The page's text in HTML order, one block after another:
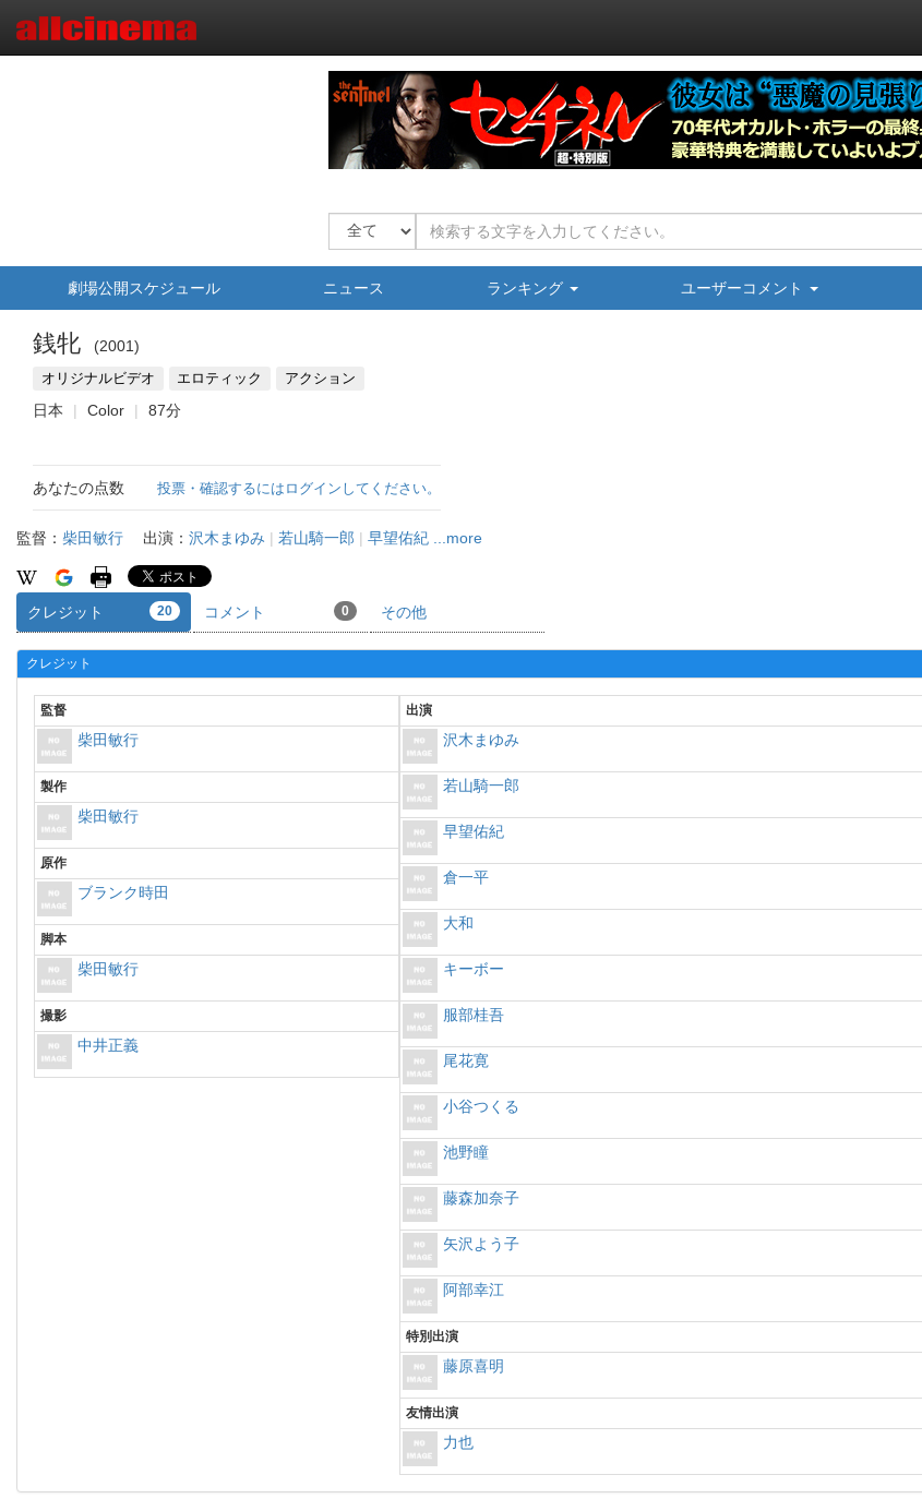
劇場公開スケジュール ニュース ランキング ユーザーコメント
銭牝 2001
オリジナルビデオ エロティック アクション
日本 Color 87分
あなたの点数 投票・確認するにはログインしてください。
監督： 柴田敏行 出演： 沢木まゆみ | 若山騎一郎 | 早望佑紀 ...more
クレジット 20 コメント 0 その他
クレジット
監督
柴田敏行
製作
柴田敏行
原作
ブランク時田
脚本
柴田敏行
撮影
中井正義
出演
沢木まゆみ
若山騎一郎
早望佑紀
倉一平
大和
キーボー
服部桂吾
尾花寛
小谷つくる
池野瞳
藤森加奈子
矢沢よう子
阿部幸江
特別出演
藤原喜明
友情出演
力也